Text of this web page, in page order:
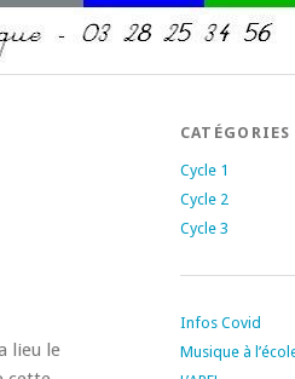
lieu le
CATÉGORIES
Cycle 1
Cycle 2
Cycle 3
Infos Covid
Musique à